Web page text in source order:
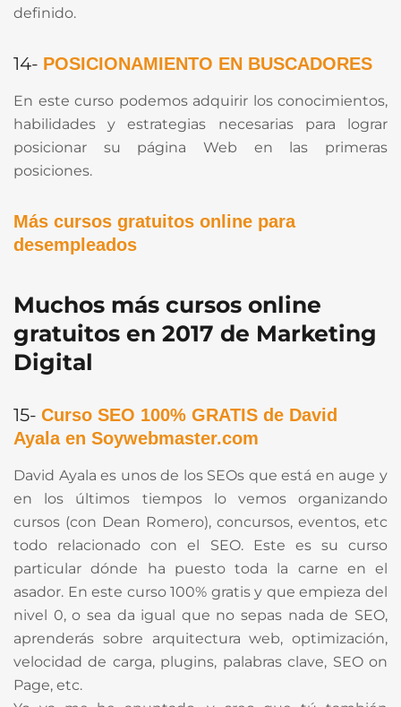
definido.
14- POSICIONAMIENTO EN BUSCADORES
En este curso podemos adquirir los conocimientos,
habilidades y estrategias necesarias para lograr
posicionar su página Web en las primeras
posiciones.
Más cursos gratuitos online para
desempleados
Muchos más cursos online
gratuitos en 2017 de Marketing
Digital
15- Curso SEO 100% GRATIS de David
Ayala en Soywebmaster.com
David Ayala es unos de los SEOs que está en auge y
en los últimos tiempos lo vemos organizando
cursos (con Dean Romero), concursos, eventos, etc
todo relacionado con el SEO. Este es su curso
particular dónde ha puesto toda la carne en el
asador. En este curso 100% gratis y que empieza del
nivel 0, o sea da igual que no sepas nada de SEO,
aprenderás sobre arquitectura web, optimización,
velocidad de carga, plugins, palabras clave, SEO on
Page, etc.